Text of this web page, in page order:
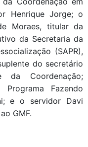
Henrique Jorge; o
Moraes, titular da
da Secretaria da
(SAPR),
do secretário
da Coordenação;
Fazendo
e o servidor Davi
GMF.